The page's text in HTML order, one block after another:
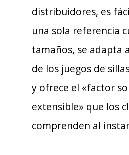
distribuidores, es
una sola referencia
tamaños, se adapta
de los juegos de
y ofrece el «factor
extensible» que los
comprenden al